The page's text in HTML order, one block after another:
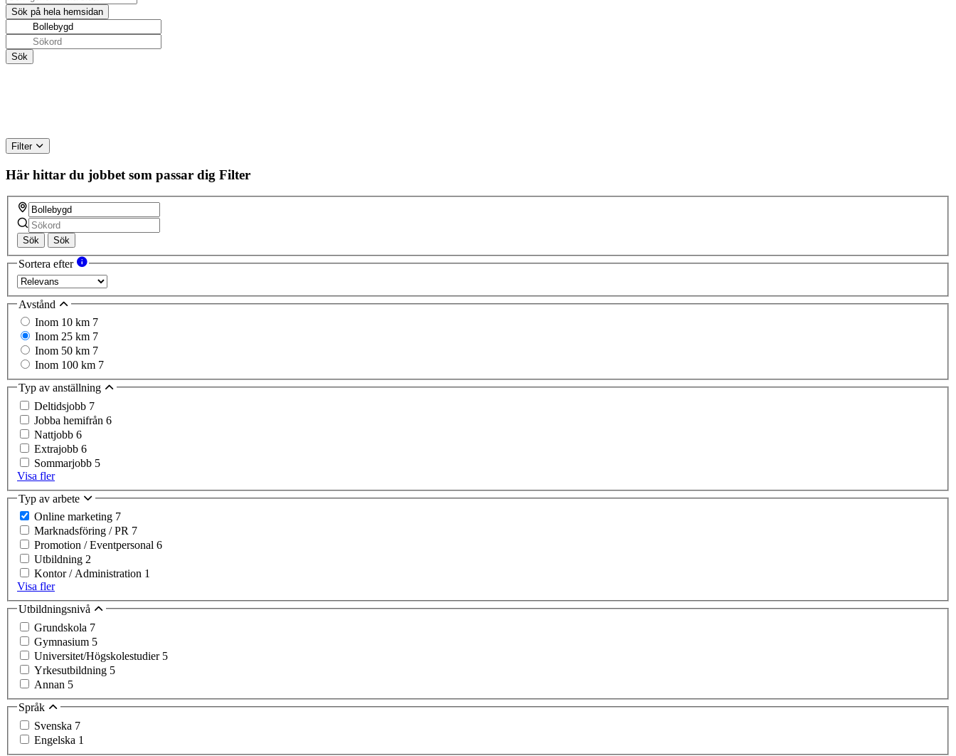
Filter
Här hittar du jobbet som passar dig Filter
Sök Sök
Sortera efter
Avstånd
Inom 10 km 7
Inom 25 km 7
Inom 50 km 7
Inom 100 km 7
Typ av anställning
Deltidsjobb 7
Jobba hemifrån 6
Nattjobb 6
Extrajobb 6
Sommarjobb 5
Visa fler
Typ av arbete
Online marketing 7
Marknadsföring / PR 7
Promotion / Eventpersonal 6
Utbildning 2
Kontor / Administration 1
Visa fler
Utbildningsnivå
Grundskola 7
Gymnasium 5
Universitet/Högskolestudier 5
Yrkesutbildning 5
Annan 5
Språk
Svenska 7
Engelska 1